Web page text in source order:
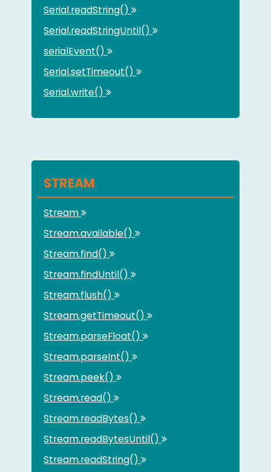
Serial.readString()
Serial.readStringUntil()
serialEvent()
Serial.setTimeout()
Serial.write()
STREAM
Stream
Stream.available()
Stream.find()
Stream.findUntil()
Stream.flush()
Stream.getTimeout()
Stream.parseFloat()
Stream.parseInt()
Stream.peek()
Stream.read()
Stream.readBytes()
Stream.readBytesUntil()
Stream.readString()